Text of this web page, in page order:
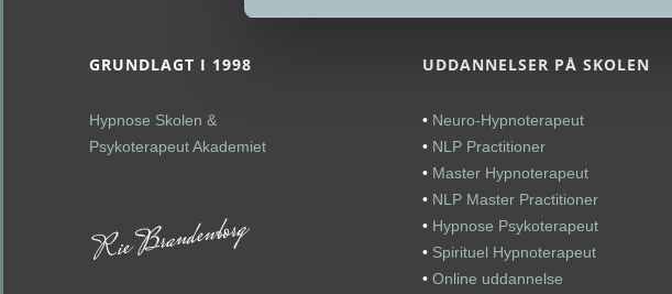
GRUNDLAGT I 1998
Hypnose Skolen &
Psykoterapeut Akademiet
UDDANNELSER PÅ SKOLEN
• Neuro-Hypnoterapeut
• NLP Practitioner
• Master Hypnoterapeut
• NLP Master Practitioner
• Hypnose Psykoterapeut
• Spirituel Hypnoterapeut
•Online uddannelse